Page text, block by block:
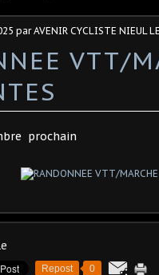
par AVENIR CYCLISTE NIEUL
VTT/
prochain
Repost 0